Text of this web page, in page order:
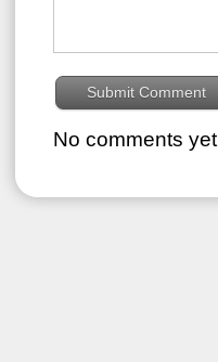
No comments yet